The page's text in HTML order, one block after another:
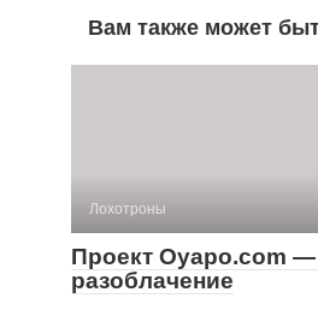
Вам также может
Лохотроны
Проект Oyapo.com
разоблачение